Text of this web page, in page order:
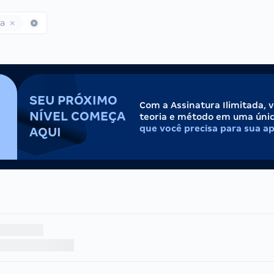
SEU PRÓXIMO
NÍVEL COMEÇA
AQUI
Com a Assinatura Ilimitada,
teoria e método em uma
que você precisa para sua